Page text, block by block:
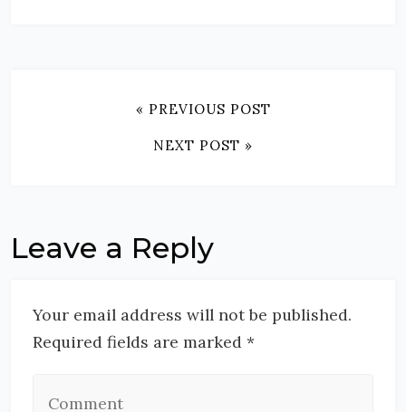
« PREVIOUS POST
NEXT POST »
Leave a Reply
Your email address will not be published.
Required fields are marked *